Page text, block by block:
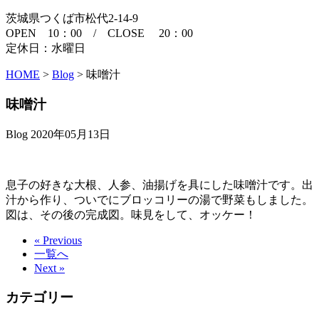
茨城県つくば市松代2-14-9
OPEN 10：00 / CLOSE 20：00
定休日：水曜日
HOME > Blog > 味噌汁
味噌汁
Blog 2020年05月13日
息子の好きな大根、人参、油揚げを具にした味噌汁です。出
汁から作り、ついでにブロッコリーの湯で野菜もしました。
図は、その後の完成図。味見をして、オッケー！
« Previous
一覧へ
Next »
カテゴリー